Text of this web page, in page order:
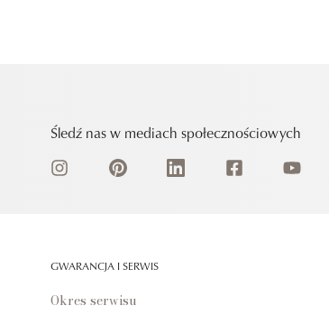
Śledź nas w mediach społecznościowych
GWARANCJA I SERWIS
Okres serwisu